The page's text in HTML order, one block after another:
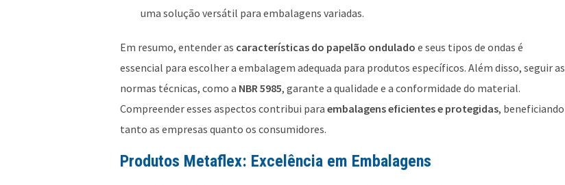
uma solução versátil para embalagens variadas.
Em resumo, entender as características do papelão ondulado e seus tipos de ondas é
essencial para escolher a embalagem adequada para produtos específicos. Além disso, seguir as
normas técnicas, como a NBR 5985, garante a qualidade e a conformidade do material.
Compreender esses aspectos contribui para embalagens eficientes e protegidas, beneficiando
tanto as empresas quanto os consumidores.
Produtos Metaflex: Excelência em Embalagens